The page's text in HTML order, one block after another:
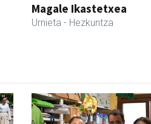
Magale Ikastetxea
Urnieta - Hezkuntza